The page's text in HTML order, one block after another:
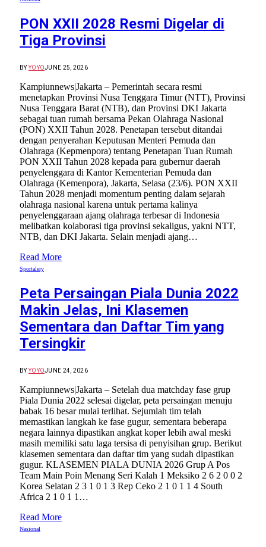
PON XXII 2028 Resmi Digelar di
Tiga Provinsi
BY YOYOJUNE 25, 2026
Kampiunnews|Jakarta – Pemerintah secara resmi
menetapkan Provinsi Nusa Tenggara Timur (NTT), Provinsi
Nusa Tenggara Barat (NTB), dan Provinsi DKI Jakarta
sebagai tuan rumah bersama Pekan Olahraga Nasional
(PON) XXII Tahun 2028. Penetapan tersebut ditandai
dengan penyerahan Keputusan Menteri Pemuda dan
Olahraga (Kepmenpora) tentang Penetapan Tuan Rumah
PON XXII Tahun 2028 kepada para gubernur daerah
penyelenggara di Kantor Kementerian Pemuda dan
Olahraga (Kemenpora), Jakarta, Selasa (23/6). PON XXII
Tahun 2028 menjadi momentum penting dalam sejarah
olahraga nasional karena untuk pertama kalinya
penyelenggaraan ajang olahraga terbesar di Indonesia
melibatkan kolaborasi tiga provinsi sekaligus, yakni NTT,
NTB, dan DKI Jakarta. Selain menjadi ajang…
Read More
Sportalery
Peta Persaingan Piala Dunia 2022
Makin Jelas, Ini Klasemen
Sementara dan Daftar Tim yang
Tersingkir
BY YOYOJUNE 24, 2026
Kampiunnews|Jakarta – Setelah dua matchday fase grup
Piala Dunia 2022 selesai digelar, peta persaingan menuju
babak 16 besar mulai terlihat. Sejumlah tim telah
memastikan langkah ke fase gugur, sementara beberapa
negara lainnya dipastikan angkat koper lebih awal meski
masih memiliki satu laga tersisa di penyisihan grup. Berikut
klasemen sementara dan daftar tim yang sudah dipastikan
gugur. KLASEMEN PIALA DUNIA 2026 Grup A Pos
Team Main Poin Menang Seri Kalah 1 Meksiko 2 6 2 0 0 2
Korea Selatan 2 3 1 0 1 3 Rep Ceko 2 1 0 1 1 4 South
Africa 2 1 0 1 1…
Read More
Nasional